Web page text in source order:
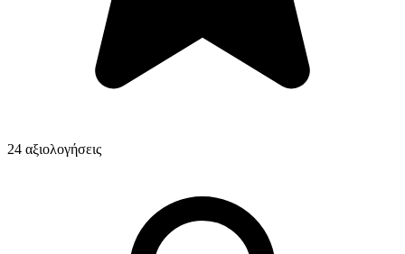
24 αξιολογήσεις